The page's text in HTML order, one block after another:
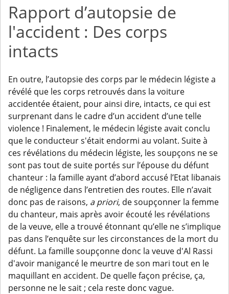
Rapport d’autopsie de
l'accident : Des corps
intacts
En outre, l’autopsie des corps par le médecin légiste a
révélé que les corps retrouvés dans la voiture
accidentée étaient, pour ainsi dire, intacts, ce qui est
surprenant dans le cadre d’un accident d’une telle
violence ! Finalement, le médecin légiste avait conclu
que le conducteur s'était endormi au volant. Suite à
ces révélations du médecin légiste, les soupçons ne se
sont pas tout de suite portés sur l’épouse du défunt
chanteur : la famille ayant d’abord accusé l’Etat libanais
de négligence dans l’entretien des routes. Elle n’avait
donc pas de raisons, a priori, de soupçonner la femme
du chanteur, mais après avoir écouté les révélations
de la veuve, elle a trouvé étonnant qu’elle ne s’implique
pas dans l’enquête sur les circonstances de la mort du
défunt. La famille soupçonne donc la veuve d'Al Rassi
d'avoir manigancé le meurtre de son mari tout en le
maquillant en accident. De quelle façon précise, ça,
personne ne le sait ; cela reste donc vague.